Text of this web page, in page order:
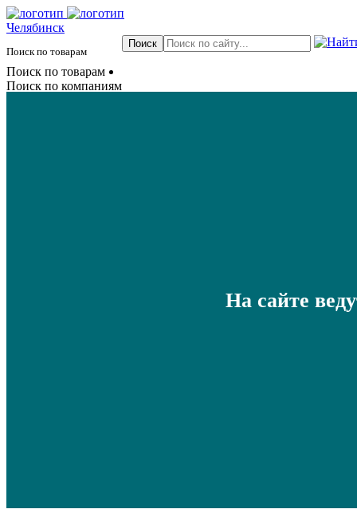
Челябинск
Поиск по товарам
Поиск по товарам
Поиск по компаниям
На сайте